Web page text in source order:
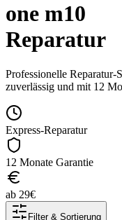
one m10
Reparatur
Professionelle Reparatur-
zuverlässig und mit 12
Express-Reparatur
12 Monate Garantie
ab 29€
Filter & Sortierung